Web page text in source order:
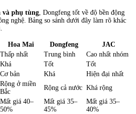
và phụ tùng, Dongfeng tốt về độ bền động
nghệ. Bảng so sánh dưới đây làm rõ khác
Hoa Mai Dongfeng
JAC
Thấp nhất Trung bình
Cao nhất nhóm
Khá Tốt
Tốt
Cơ bản Khá
Hiện đại nhất
Rộng ở miền
Bắc
Rộng cả nước Khá rộng
Mất giá 40–
50%
Mất giá 35–
45%
Mất giá 35–
40%